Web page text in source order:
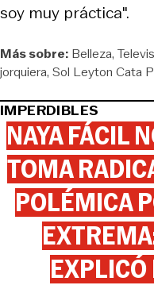
soy muy práctica".
Más sobre: Belleza
jorquiera Sol Leyton Cata
IMPERDIBLES
NAYA FÁCIL
TOMA
POLÉMICA